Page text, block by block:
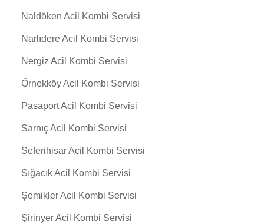
Naldöken Acil Kombi Servisi
Narlıdere Acil Kombi Servisi
Nergiz Acil Kombi Servisi
Örnekköy Acil Kombi Servisi
Pasaport Acil Kombi Servisi
Sarnıç Acil Kombi Servisi
Seferihisar Acil Kombi Servisi
Sığacık Acil Kombi Servisi
Şemikler Acil Kombi Servisi
Şirinyer Acil Kombi Servisi